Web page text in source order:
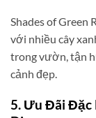
Shades of Green
với nhiều cây
trong vườn, tận
cảnh đẹp.
5. Ưu Đãi Đặc